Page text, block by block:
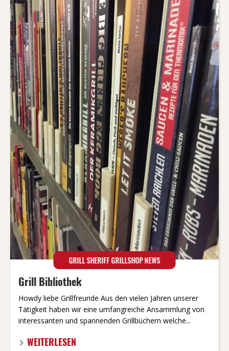
GRILL SHERIFF GRILLSHOP NEWS
Grill Bibliothek
Howdy liebe Grillfreunde Aus den vielen Jahren unserer
Tätigkeit haben wir eine umfangreiche Ansammlung von
interessanten und spannenden Grillbüchern welche...
WEITERLESEN